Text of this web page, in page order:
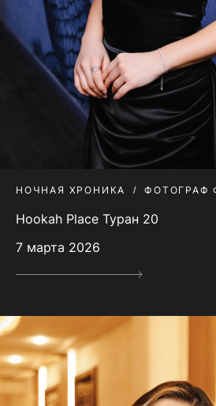
НОЧНАЯ ХРОНИКА ФОТОГРАФ
Hookah Place Туран 20
7 марта 2026